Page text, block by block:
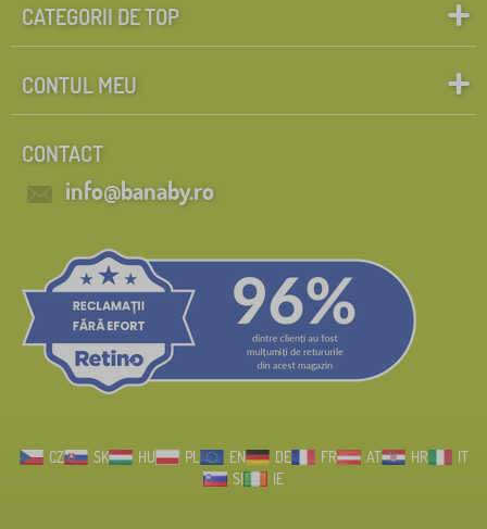
CATEGORII DE TOP
CONTUL MEU
CONTACT
info@banaby.ro
CZ SK HU PL EN DE FR AT HR
IT
SI
IE